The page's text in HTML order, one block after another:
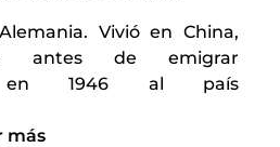
Vivió en China,
antes de emigrar
en 1946 al país
más